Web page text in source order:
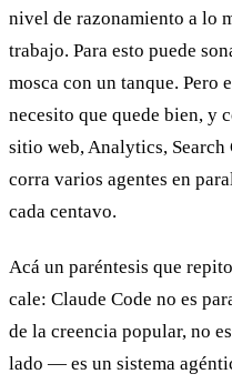
nivel de razonamiento a lo
trabajo. Para esto puede
mosca con un tanque. Pero
necesito que quede bien, y
sitio web, Analytics, Search
corra varios agentes en
cada centavo.
Acá un paréntesis que
cale: Claude Code no es
de la creencia popular, no
lado — es un sistema